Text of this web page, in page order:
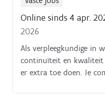
Online sinds 4 apr.
2026
Als verpleegkundige in
continuïteit en kwaliteit
er extra toe doen. Je
teamafstemming, zodat